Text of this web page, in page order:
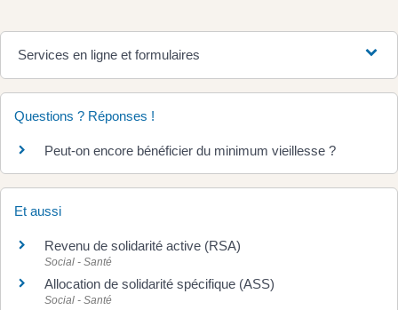
Services en ligne et formulaires
Questions ? Réponses !
Peut-on encore bénéficier du minimum vieillesse ?
Et aussi
Revenu de solidarité active (RSA)
Social - Santé
Allocation de solidarité spécifique (ASS)
Social - Santé